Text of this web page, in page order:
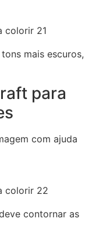
colorir 21
mais escuros,
para
com ajuda
colorir 22
contornar as